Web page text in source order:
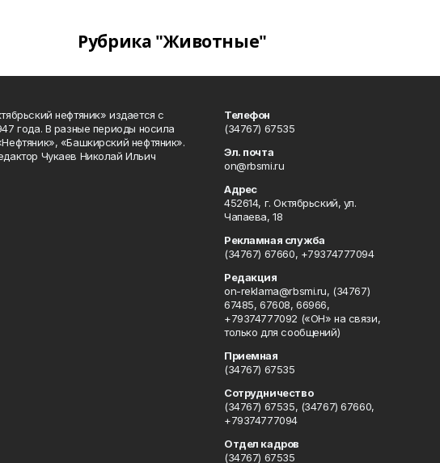
Рубрика "Животные"
нефтяник» издается с
года. В разные периоды носила
«Башкирский нефтяник».
Чукаев Николай Ильич
Телефон
(34767) 67535
Эл. почта
on@rbsmi.ru
Адрес
452614, г. Октябрьский, ул.
Чапаева, 18
Рекламная служба
(34767) 67660, +79374777094
Редакция
on-reklama@rbsmi.ru, (34767)
67485, 67608, 66966,
+79374777092 («ОН» на связи,
только для сообщений)
Приемная
(34767) 67535
Сотрудничество
(34767) 67535, (34767) 67660,
+79374777094
Отдел кадров
(34767) 67535